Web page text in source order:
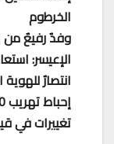
الخرطوم
وفدٌ رفيعٌ من
انتصارٌ
إحباط تهريب 400 كجم من مخدر الآيس الخطير بكسلا
تغييرات في